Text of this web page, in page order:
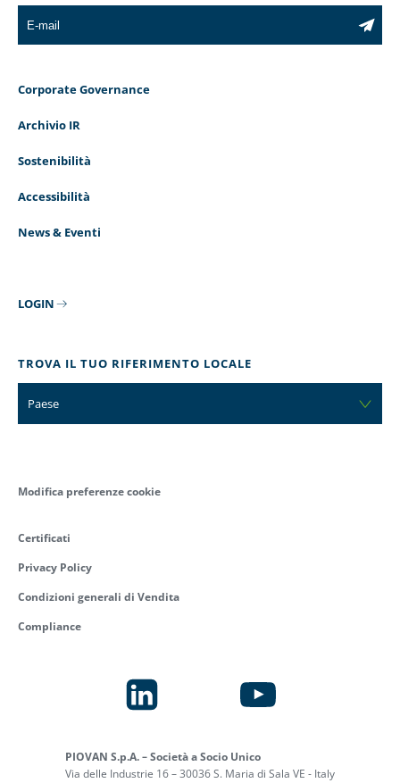
Corporate Governance
Archivio IR
Sostenibilità
Accessibilità
News & Eventi
LOGIN
TROVA IL TUO RIFERIMENTO LOCALE
Paese
PIOVAN S.p.A. – Società a Socio Unico
Via delle Industrie 16 – 30036 S. Maria di Sala VE - Italy
Modifica preferenze cookie
Certificati
Privacy Policy
Condizioni generali di Vendita
Compliance